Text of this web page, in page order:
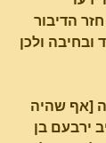
הדיבור
ולכן
טוב.
[אף שהיה
ירבעם בן